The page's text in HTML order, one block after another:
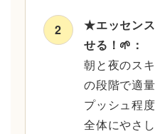
2
★エッセン
せる！🌱：
朝と夜のス
の段階で適
プッシュ程
全体にやさ